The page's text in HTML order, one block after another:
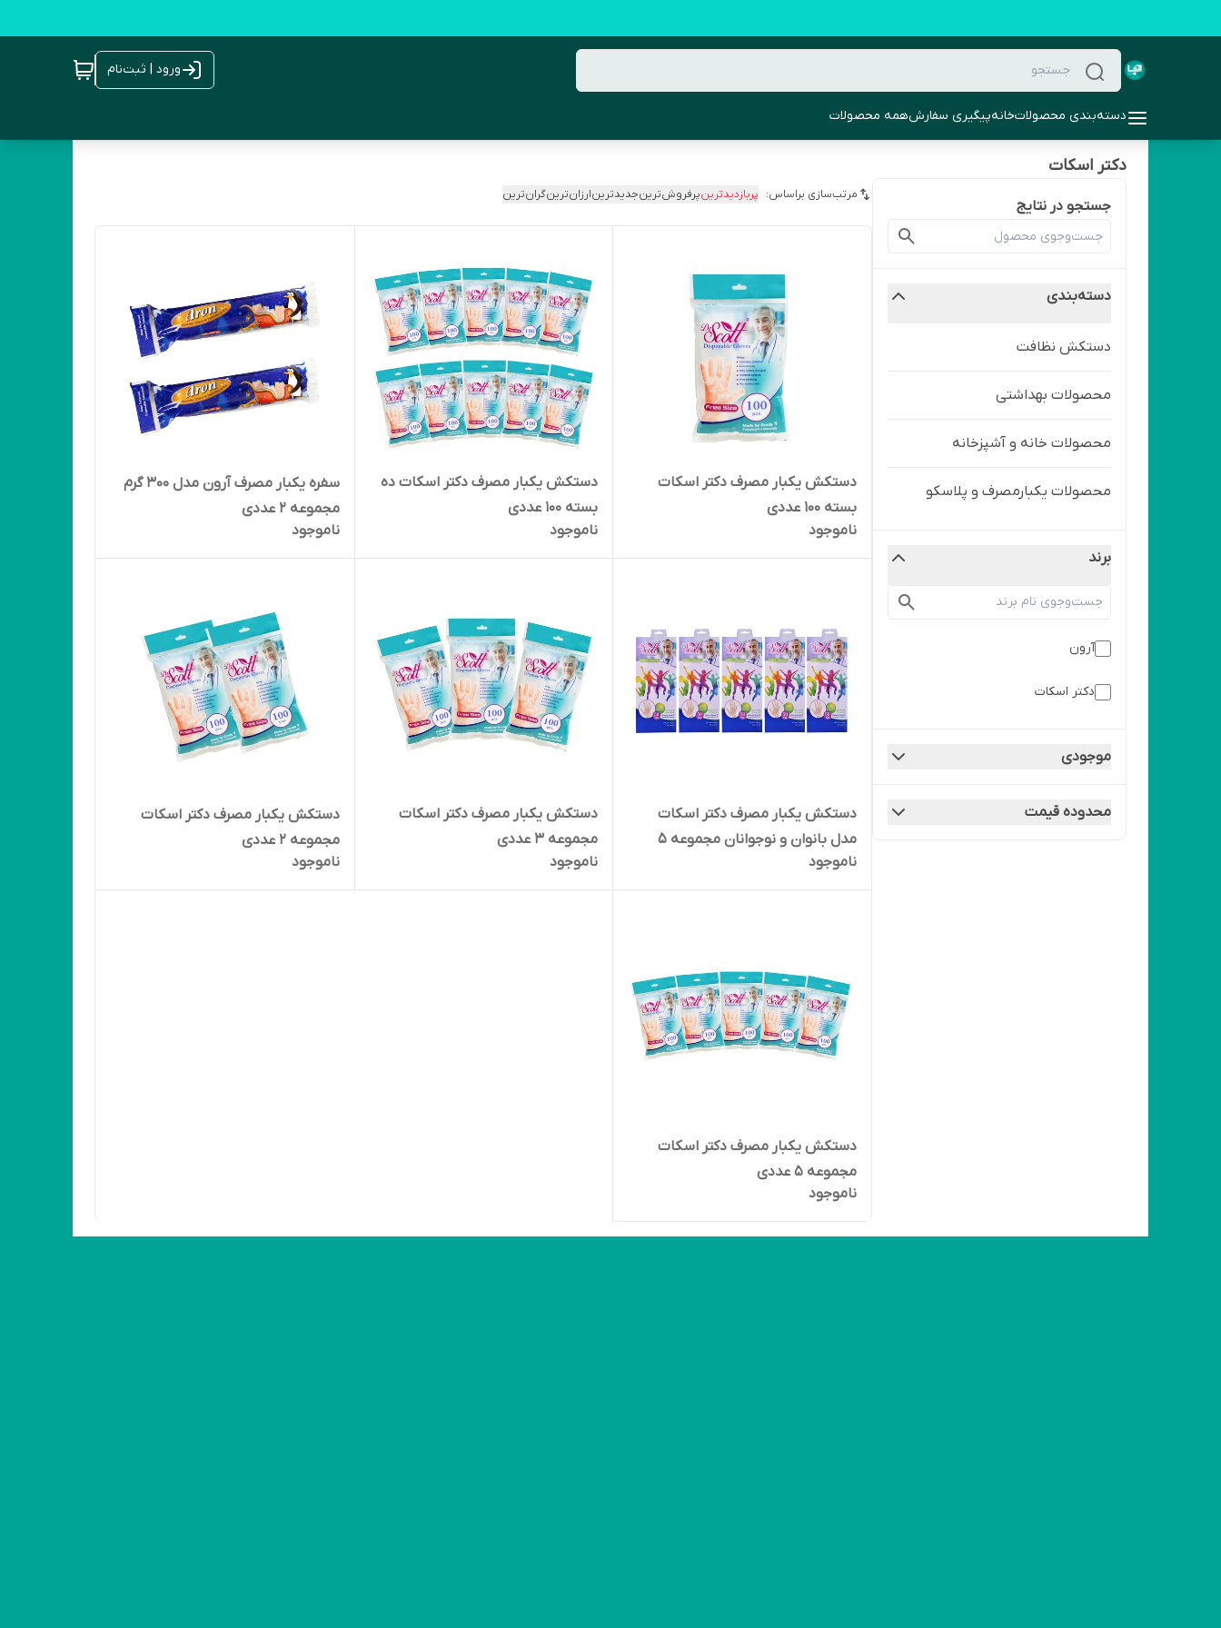
ورود | ثبت‌نام
دسته‌بندی محصولاتخانهپیگیری سفارشهمه محصولات
دکتر اسکات
جستجو در نتایج
دسته‌بندی
دستکش نظافت
محصولات بهداشتی
محصولات خانه و آشپزخانه
محصولات یکبارمصرف و پلاسکو
برند
آرون
دکتر اسکات
موجودی
محدوده قیمت
مرتب‌سازی براساس: پربازدیدترینپرفروش‌ترینجدیدترینارزان‌ترینگران‌ترین
دستکش یکبار مصرف دکتر اسکات
بسته 100 عددی
ناموجود
دستکش یکبار مصرف دکتر اسکات ده
بسته 100 عددی
ناموجود
سفره یکبار مصرف آرون مدل 300 گرم
مجموعه 2 عددی
ناموجود
دستکش یکبار مصرف دکتر اسکات
مدل بانوان و نوجوانان مجموعه 5
عددی
ناموجود
دستکش یکبار مصرف دکتر اسکات
مجموعه 3 عددی
ناموجود
دستکش یکبار مصرف دکتر اسکات
مجموعه 2 عددی
ناموجود
دستکش یکبار مصرف دکتر اسکات
مجموعه 5 عددی
ناموجود